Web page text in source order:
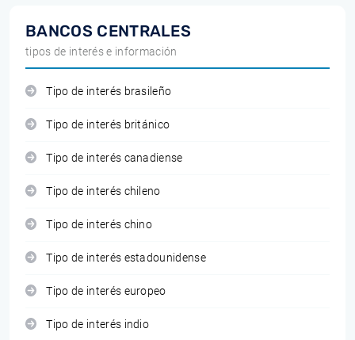
BANCOS CENTRALES
tipos de interés e información
Tipo de interés brasileño
Tipo de interés británico
Tipo de interés canadiense
Tipo de interés chileno
Tipo de interés chino
Tipo de interés estadounidense
Tipo de interés europeo
Tipo de interés indio